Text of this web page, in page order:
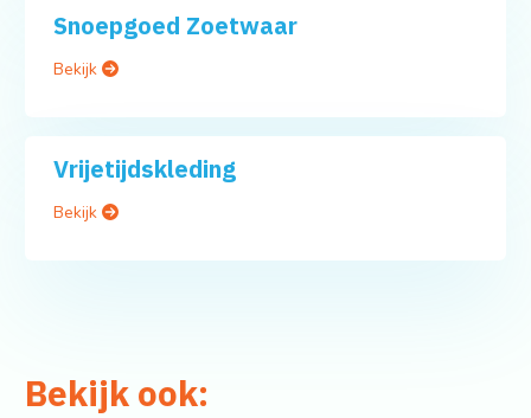
Snoepgoed Zoetwaar
Bekijk
Vrijetijdskleding
Bekijk
Bekijk ook: